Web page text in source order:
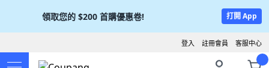
領取您的 $200 首購優惠卷! 打開 App
客服中心
註冊會員
登入